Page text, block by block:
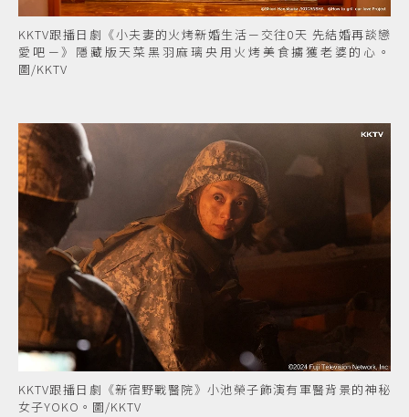
KKTV跟播日劇《小夫妻的火烤新婚生活－交往0天 先結婚再談戀
愛吧－》隱藏版天菜黑羽麻璃央用火烤美食擄獲老婆的心。
圖/KKTV
KKTV跟播日劇《新宿野戰醫院》小池榮子飾演有軍醫背景的神秘
女子YOKO。圖/KKTV